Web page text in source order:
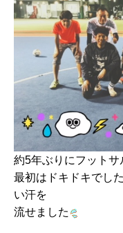
約5年ぶりにフットサ
最初はドキドキでし
い汗を
流せました